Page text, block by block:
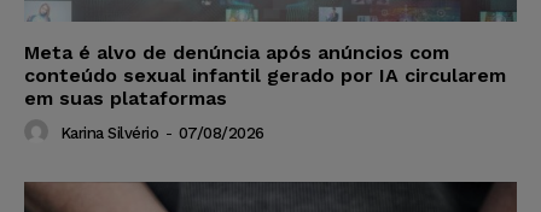
Meta é alvo de denúncia após anúncios com
conteúdo sexual infantil gerado por IA circularem
em suas plataformas
Karina Silvério - 07/08/2026